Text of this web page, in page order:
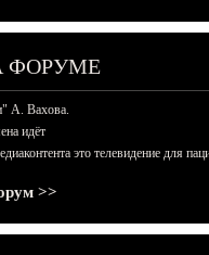
ФОРУМЕ
А. Вахова.
идёт
это телевидение для
>>